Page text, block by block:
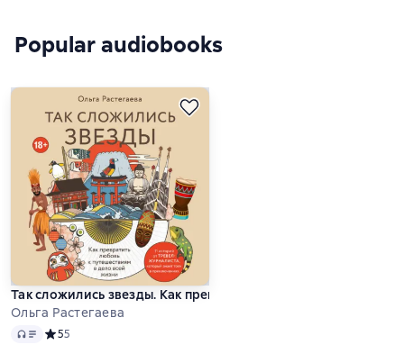
Popular audiobooks
Так сложились звезды. Как превратить любовь к
Ольга Растегаева
Audio Средний рейтинг 5 на основе 5 оценок
55